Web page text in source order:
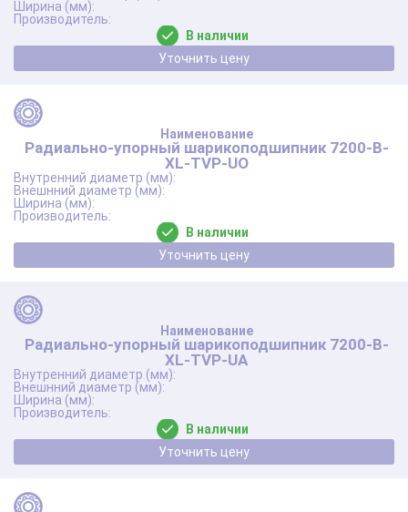
В наличии
Уточнить цену
Радиально-упорный шарикоподшипник 7200-B-
XL-TVP-UO
В наличии
Уточнить цену
Радиально-упорный шарикоподшипник 7200-B-
XL-TVP-UA
В наличии
Уточнить цену